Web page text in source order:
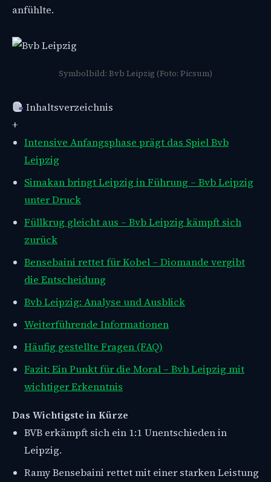
anfühlte.
Symbolbild: Bvb Leipzig (Foto: Picsum)
Inhaltsverzeichnis
+
Intensive Anfangsphase prägt das Spiel Bvb
Leipzig
Simakan bringt Leipzig in Führung – Bvb Leipzig
unter Druck
Füllkrug gleicht aus – Bvb Leipzig kämpft sich
zurück
Bensebaini rettet für Kobel – Diomande vergibt
die Entscheidung
Bvb Leipzig: Analyse und Ausblick
Weiterführende Informationen
Häufig gestellte Fragen (FAQ)
Fazit: Ein Punkt für die Moral – Bvb Leipzig mit
wichtiger Erkenntnis
Das Wichtigste in Kürze
BVB erkämpft sich ein 1:1 Unentschieden in
Leipzig.
Ramy Bensebaini rettet mit einer starken Leistung